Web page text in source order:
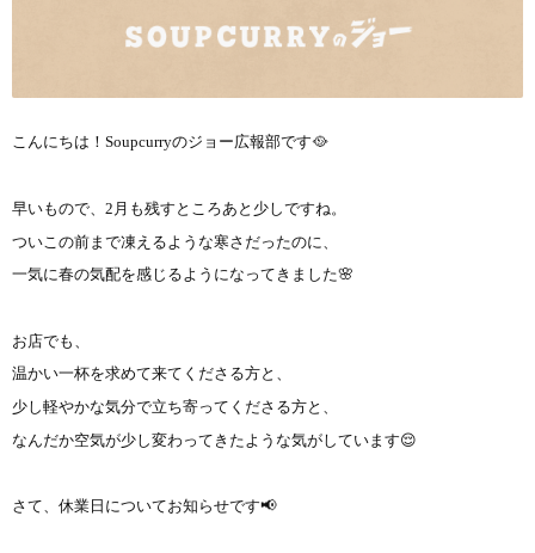
こんにちは！Soupcurryのジョー広報部です🥘
早いもので、2月も残すところあと少しですね。
ついこの前まで凍えるような寒さだったのに、
一気に春の気配を感じるようになってきました🌸
お店でも、
温かい一杯を求めて来てくださる方と、
少し軽やかな気分で立ち寄ってくださる方と、
なんだか空気が少し変わってきたような気がしています😌
さて、休業日についてお知らせです📢